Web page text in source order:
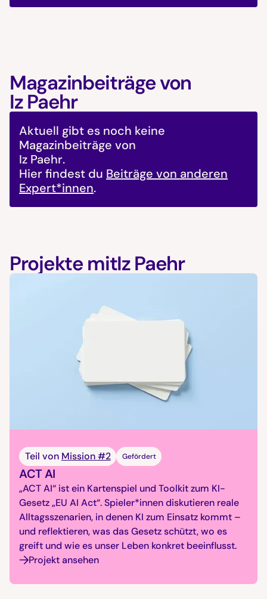
Magazinbeiträge von
Iz Paehr
Aktuell gibt es noch keine
Magazinbeiträge von
Iz Paehr.
Hier findest du Beiträge von anderen
Expert*innen.
Projekte mitIz Paehr
Teil von Mission #2 Gefördert
ACT AI
„ACT AI“ ist ein Kartenspiel und Toolkit zum KI-
Gesetz „EU AI Act“. Spieler*innen diskutieren reale
Alltagsszenarien, in denen KI zum Einsatz kommt –
und reflektieren, was das Gesetz schützt, wo es
greift und wie es unser Leben konkret beeinflusst.
Projekt ansehen